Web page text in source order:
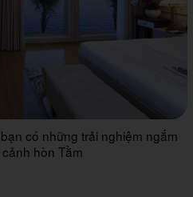
có những trải nghiệm ngắm
hòn Tằm